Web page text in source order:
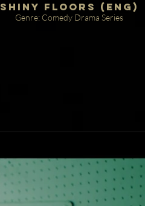
Shiny Floors (ENG)
Genre: Comedy Drama Series